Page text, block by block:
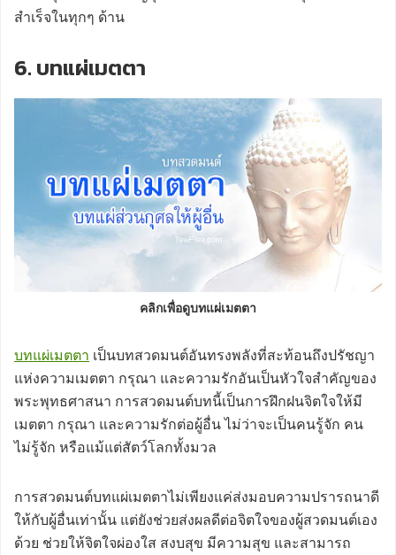
สำเร็จในทุกๆ ด้าน
6. บทแผ่เมตตา
คลิกเพื่อดูบทแผ่เมตตา
บทแผ่เมตตา เป็นบทสวดมนต์อันทรงพลังที่สะท้อนถึงปรัชญา
แห่งความเมตตา กรุณา และความรักอันเป็นหัวใจสำคัญของ
พระพุทธศาสนา การสวดมนต์บทนี้เป็นการฝึกฝนจิตใจให้มี
เมตตา กรุณา และความรักต่อผู้อื่น ไม่ว่าจะเป็นคนรู้จัก คน
ไม่รู้จัก หรือแม้แต่สัตว์โลกทั้งมวล
การสวดมนต์บทแผ่เมตตาไม่เพียงแค่ส่งมอบความปรารถนาดี
ให้กับผู้อื่นเท่านั้น แต่ยังช่วยส่งผลดีต่อจิตใจของผู้สวดมนต์เอง
ด้วย ช่วยให้จิตใจผ่องใส สงบสุข มีความสุข และสามารถ